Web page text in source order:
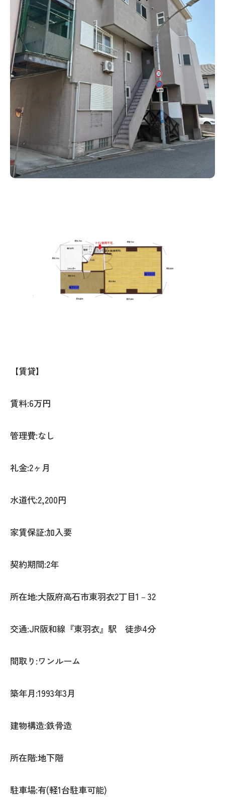
【賃貸】
賃料:6万円
管理費:なし
礼金:2ヶ月
水道代:2,200円
家賃保証:加入要
契約期間:2年
所在地:大阪府高石市東羽衣2丁目1－32
交通:JR阪和線『東羽衣』駅 徒歩4分
間取り:ワンルーム
築年月:1993年3月
建物構造:鉄骨造
所在階:地下階
駐車場:有(軽1台駐車可能)